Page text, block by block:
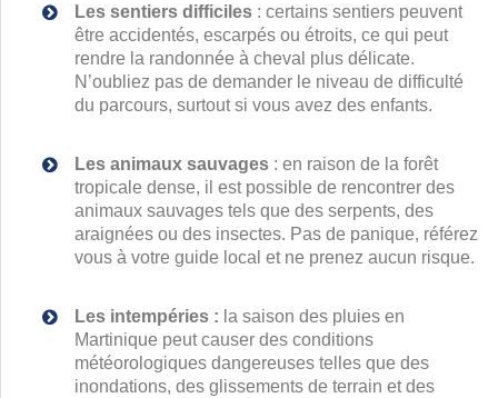
Les sentiers difficiles : certains sentiers peuvent
être accidentés, escarpés ou étroits, ce qui peut
rendre la randonnée à cheval plus délicate.
N’oubliez pas de demander le niveau de difficulté
du parcours, surtout si vous avez des enfants.
Les animaux sauvages : en raison de la forêt
tropicale dense, il est possible de rencontrer des
animaux sauvages tels que des serpents, des
araignées ou des insectes. Pas de panique, référez
vous à votre guide local et ne prenez aucun risque.
Les intempéries : la saison des pluies en
Martinique peut causer des conditions
météorologiques dangereuses telles que des
inondations, des glissements de terrain et des